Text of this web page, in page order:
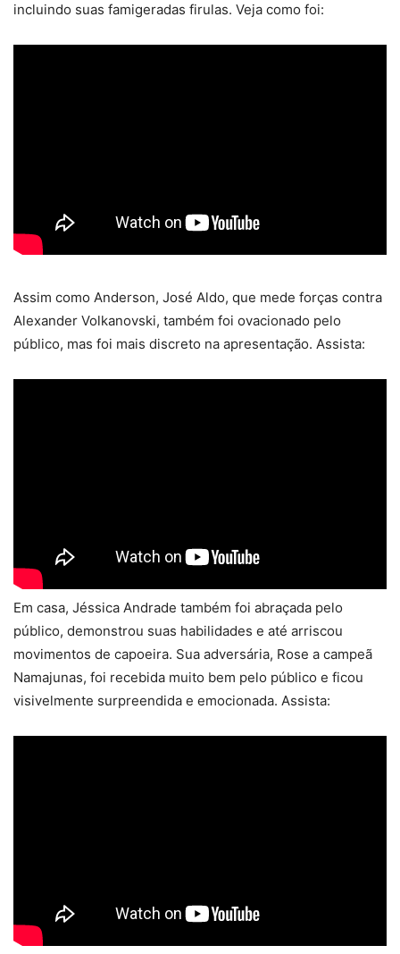
incluindo suas famigeradas firulas. Veja como foi:
Assim como Anderson, José Aldo, que mede forças contra
Alexander Volkanovski, também foi ovacionado pelo
público, mas foi mais discreto na apresentação. Assista:
Em casa, Jéssica Andrade também foi abraçada pelo
público, demonstrou suas habilidades e até arriscou
movimentos de capoeira. Sua adversária, Rose a campeã
Namajunas, foi recebida muito bem pelo público e ficou
visivelmente surpreendida e emocionada. Assista: